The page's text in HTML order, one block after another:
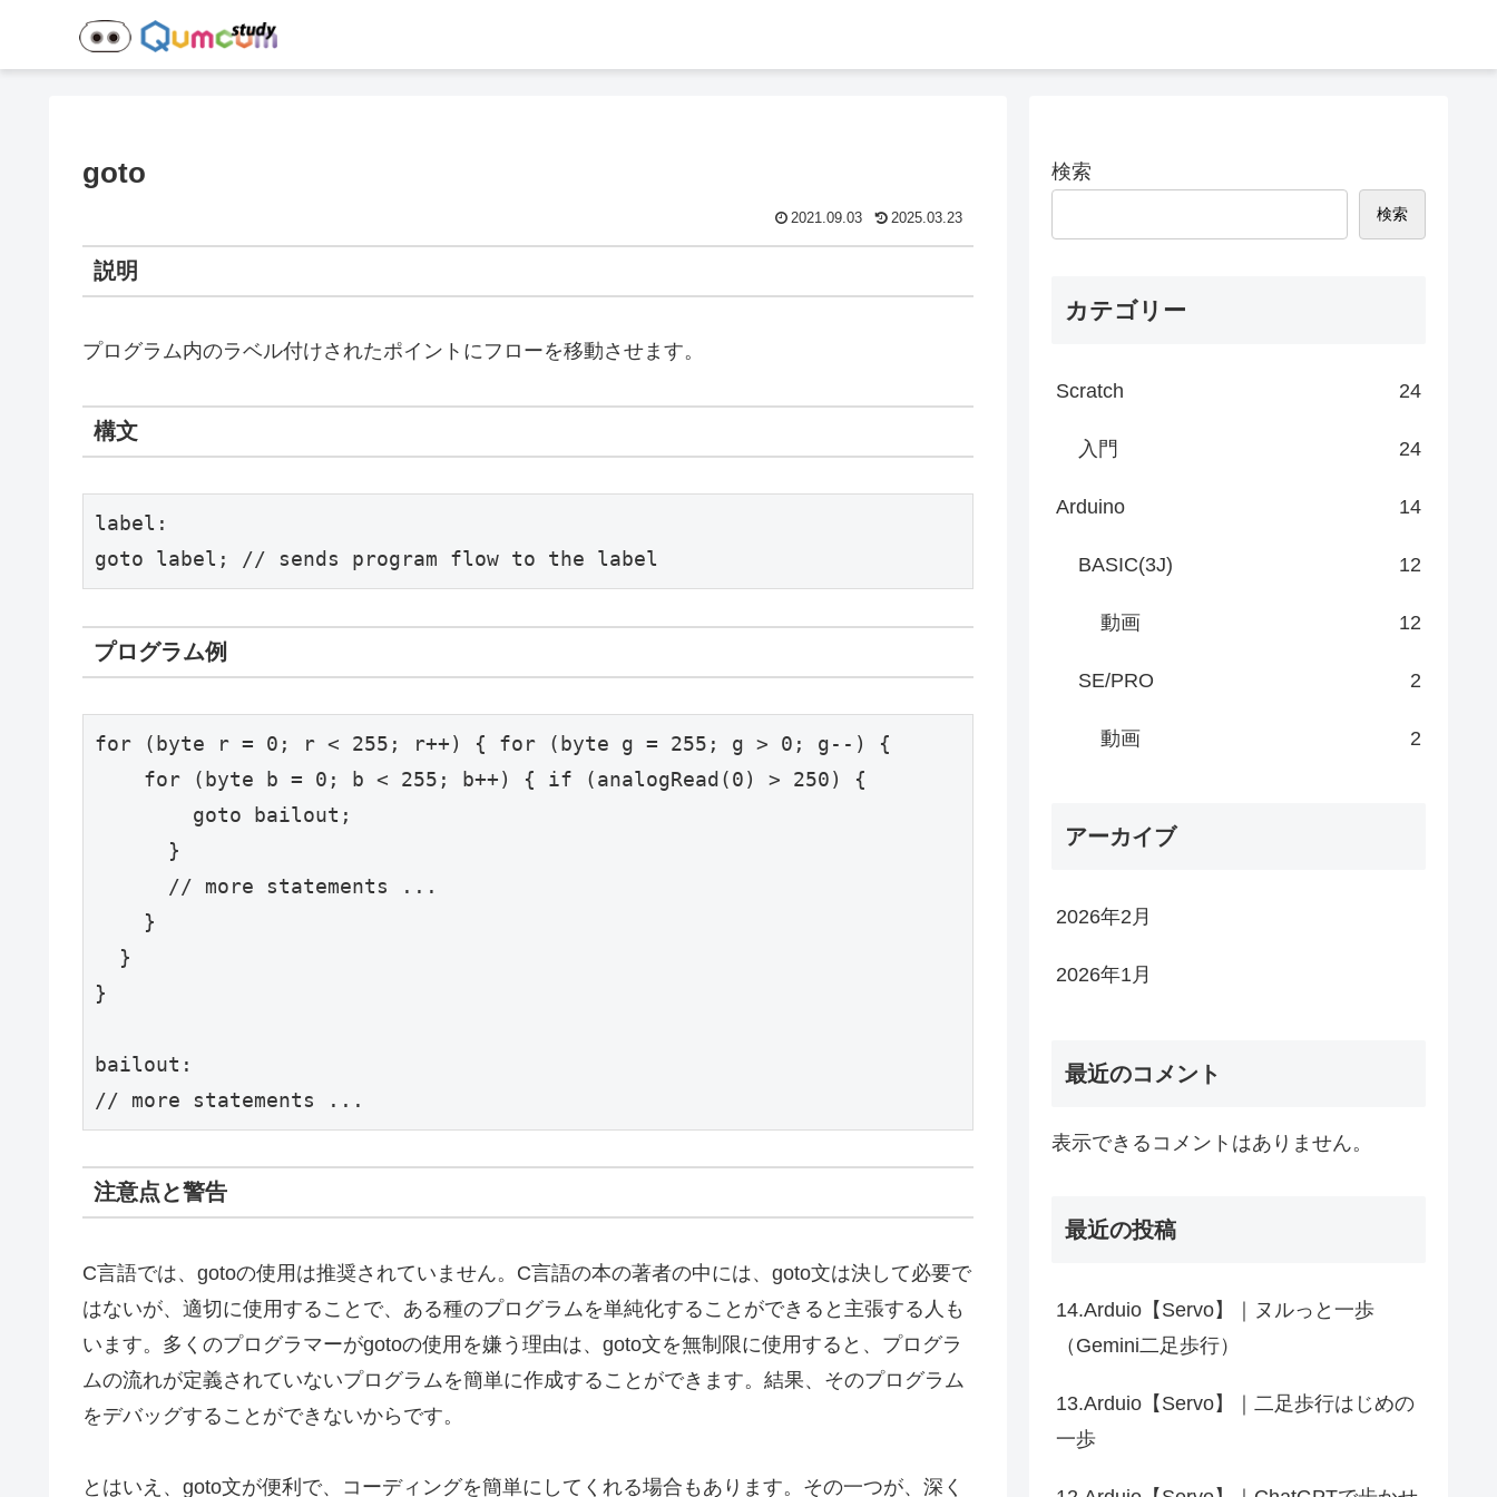
goto
2021.09.03 2025.03.23
説明
プログラム内のラベル付けされたポイントにフローを移動させます。
構文
label:
goto label; // sends program flow to the label
プログラム例
for (byte r = 0; r < 255; r++) { for (byte g = 255; g > 0; g--) {
    for (byte b = 0; b < 255; b++) { if (analogRead(0) > 250) {
        goto bailout;
      }
      // more statements ...
    }
  }
}
bailout:
注意点と警告
C言語では、gotoの使用は推奨されていません。C言語の本の著者の中には、goto文は決して必要で
はないが、適切に使用することで、ある種のプログラムを単純化することができると主張する人も
います。多くのプログラマーがgotoの使用を嫌う理由は、goto文を無制限に使用すると、プログラ
ムの流れが定義されていないプログラムを簡単に作成することができます。結果、そのプログラム
をデバッグすることができないからです。
とはいえ、goto文が便利で、コーディングを簡単にしてくれる場合もあります。その一つが、深く
検索
検索
カテゴリー
Scratch 24
入門 24
Arduino 14
BASIC(3J) 12
動画 12
SE/PRO 2
動画 2
アーカイブ
2026年2月
2026年1月
最近のコメント
表示できるコメントはありません。
最近の投稿
14.Arduio【Servo】｜ヌルっと一歩
（Gemini二足歩行）
13.Arduio【Servo】｜二足歩行はじめの
一歩